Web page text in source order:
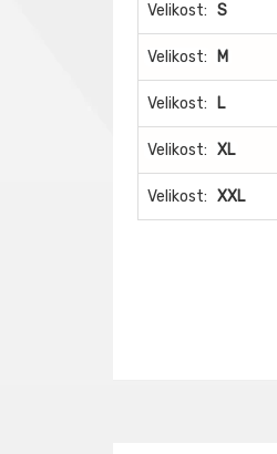
Velikost: S
Velikost: M
Velikost: L
Velikost: XL
Velikost: XXL